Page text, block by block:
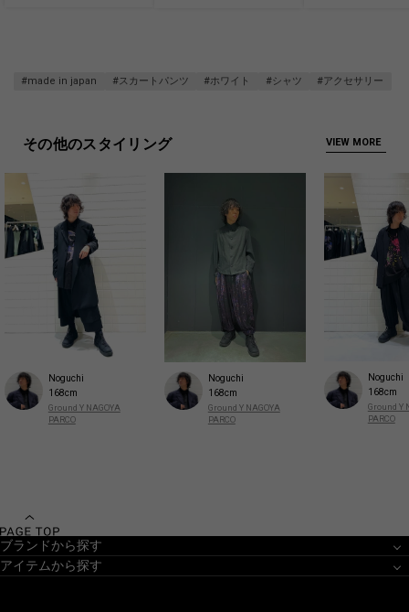
#made in japan #スカートパンツ #ホワイト #シャツ #アクセサリー
その他のスタイリング VIEW MORE
Noguchi
168cm
Ground Y NAGOYA
PARCO
Noguchi
168cm
Ground Y NAGOYA
PARCO
Noguchi
168cm
Ground Y
PARCO
ブランドから探す
アイテムから探す